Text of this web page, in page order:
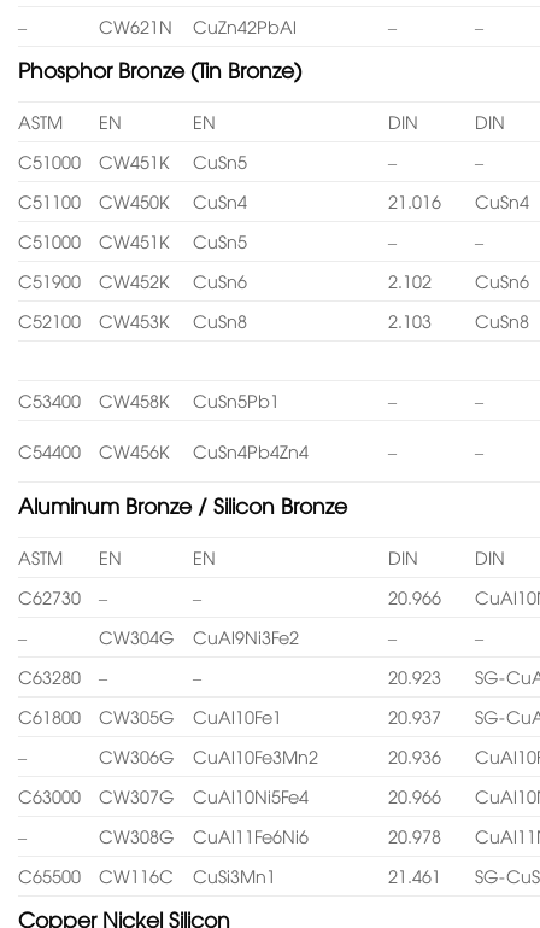
–
CW621N CuZn42PbAl – –
Phosphor Bronze (Tin Bronze)
ASTM EN EN DIN
DIN
C51000
CW451K CuSn5 –
–
C51100
CW450K CuSn4 21.016
CuSn4
C51000
CW451K CuSn5 –
–
C51900
CW452K CuSn6 2.102
CuSn6
C52100
CW453K CuSn8 2.103 CuSn8
C53400 CW458K CuSn5Pb1 – –
C54400 CW456K CuSn4Pb4Zn4 – –
Aluminum Bronze / Silicon Bronze
ASTM EN EN DIN
DIN
C62730
– – 20.966
–
CW304G CuAl9Ni3Fe2 –
–
C63280
– – 20.923
SG-
C61800
CW305G CuAl10Fe1 20.937
SG-
–
CW306G CuAl10Fe3Mn2 20.936
C63000
CW307G CuAl10Ni5Fe4 20.966
–
CW308G CuAl11Fe6Ni6 20.978
C65500
CW116C CuSi3Mn1 21.461 SG-
Copper Nickel Silicon